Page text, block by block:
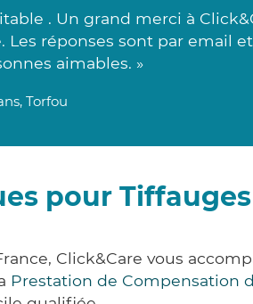
. Un grand merci à
réponses sont par email
aimables. »
Torfou
pour Tiffauges
Click&Care vous
Prestation de Compensation